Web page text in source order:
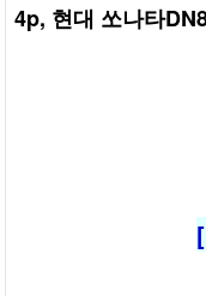
4p, 현대 쏘나타